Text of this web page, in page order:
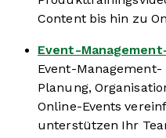
Content bis hin zu
Event-
Event-Management-
Planung,
Online-Events
unterstützen Ihr